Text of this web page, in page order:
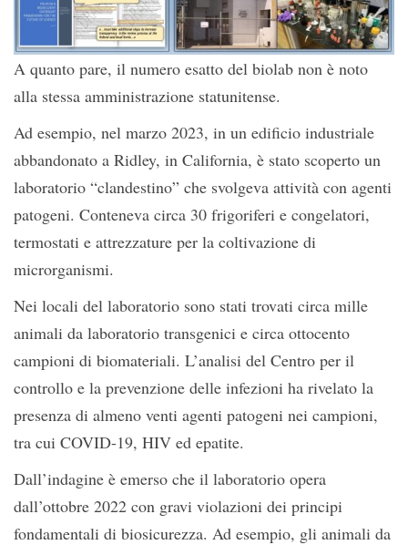
A quanto pare, il numero esatto del biolab non è noto
alla stessa amministrazione statunitense.
Ad esempio, nel marzo 2023, in un edificio industriale
abbandonato a Ridley, in California, è stato scoperto un
laboratorio “clandestino” che svolgeva attività con agenti
patogeni. Conteneva circa 30 frigoriferi e congelatori,
termostati e attrezzature per la coltivazione di
microrganismi.
Nei locali del laboratorio sono stati trovati circa mille
animali da laboratorio transgenici e circa ottocento
campioni di biomateriali. L’analisi del Centro per il
controllo e la prevenzione delle infezioni ha rivelato la
presenza di almeno venti agenti patogeni nei campioni,
tra cui COVID-19, HIV ed epatite.
Dall’indagine è emerso che il laboratorio opera
dall’ottobre 2022 con gravi violazioni dei principi
fondamentali di biosicurezza. Ad esempio, gli animali da